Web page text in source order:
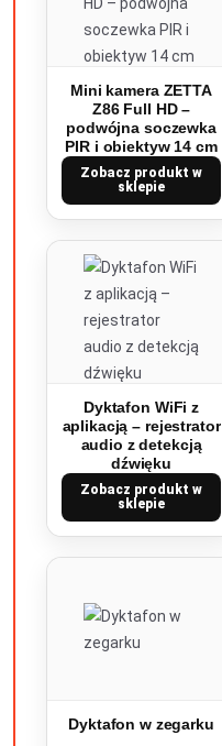
Mini kamera ZETTA
Z86 Full HD –
podwójna soczewka
PIR i obiektyw 14 cm
Zobacz produkt w
sklepie
Dyktafon WiFi z
aplikacją – rejestrator
audio z detekcją
dźwięku
Zobacz produkt w
sklepie
Dyktafon w zegarku